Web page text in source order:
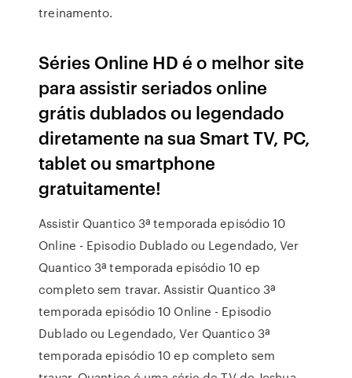
treinamento.
Séries Online HD é o melhor site
para assistir seriados online
grátis dublados ou legendado
diretamente na sua Smart TV, PC,
tablet ou smartphone
gratuitamente!
Assistir Quantico 3ª temporada episódio 10
Online - Episodio Dublado ou Legendado, Ver
Quantico 3ª temporada episódio 10 ep
completo sem travar. Assistir Quantico 3ª
temporada episódio 10 Online - Episodio
Dublado ou Legendado, Ver Quantico 3ª
temporada episódio 10 ep completo sem